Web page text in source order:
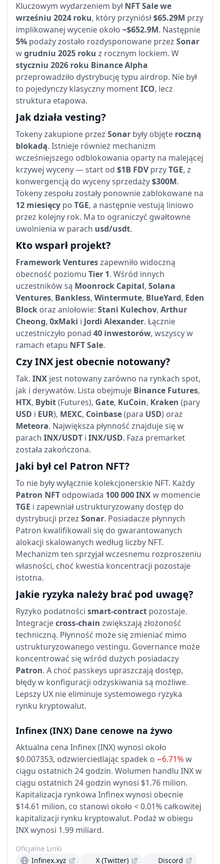
Kluczowym wydarzeniem był NFT Sale we
wrześniu 2024 roku, który przyniósł$65.29M przy
implikowanej wycenie około ~$652.9M. Następnie
5% podaży zostało rozdysponowane przez Sonar
wgrudniu 2025 roku z rocznym lockiem. W
styczniu 2026 roku Binance Alpha
przeprowadziło dystrybucję typu airdrop. Nie był
to pojedynczy klasyczny momentICO, lecz
struktura etapowa.
Jak działa vesting?
Tokeny zakupione przez Sonar były objęte roczną
blokadą. Istnieje również mechanizm
wcześniejszego odblokowania oparty na malejącej
krzywej wyceny — start od $1B FDVprzyTGE, z
konwergencją do wyceny sprzedaży$300M.
Tokeny zespołu zostały ponownie zablokowane na
12 miesięcy po TGE, a następnie vestują liniowo
przez kolejny rok. Ma to ograniczyć gwałtowne
uwolnienia w parach usd/usdt.
Kto wsparł projekt?
Framework Ventureszapewniło widoczną
obecność poziomu Tier 1. Wśród innych
uczestników są Moonrock Capital, Solana
Ventures, Bankless, Wintermute, BlueYard, Eden
Block oraz aniołowie: Stani Kulechov, Arthur
Cheong, 0xMaki i Jordi Alexander. Łącznie
uczestniczyło ponad 40 inwestorów, wszyscy w
ramach etapu NFT Sale.
Czy INX jest obecnie notowany?
Tak. INX jest notowany zarówno na rynkach spot,
jak i derywatów. Lista obejmuje Binance Futures,
HTX, Bybit(Futures), Gate, KuCoin, Kraken (pary
USD i EUR), MEXC, Coinbase(para USD) oraz
Meteora. Największa płynność znajduje się w
parach INX/USDT i INX/USD. Faza premarket
została zakończona.
Jaki był cel Patron NFT?
To nie były wyłącznie kolekcjonerskie NFT. Każdy
Patron NFT odpowiada 100 000 INXw momencie
TGE i zapewniał ustrukturyzowany dostęp do
dystrybucji przez Sonar. Posiadacze płynnych
Patron kwalifikowali się do gwarantowanych
alokacji skalowanych według liczby NFT.
Mechanizm ten sprzyjał wczesnemu rozproszeniu
własności, choć kwestia koncentracji pozostaje
istotna.
Jakie ryzyka należy brać pod uwagę?
Ryzyko podatności smart-contract pozostaje.
Integracjecross-chain zwiększają złożoność
techniczną. Płynność może się zmieniać mimo
ustrukturyzowanego vestingu. Governance może
koncentrować się wśród dużych posiadaczy
Patron. A choć passkeys upraszczają dostęp,
błędy w konfiguracji odzyskiwania są możliwe.
Lepszy UX nie eliminuje systemowego ryzyka
rynku kryptowalut.
Infinex (INX) Dane cenowe na żywo
Aktualna cena Infinex (INX) wynosi około
$0.007353, odzwierciedlając spadek o −6.71%w
ciągu ostatnich 24 godzin. Wolumen handlu INX w
ciągu ostatnich 24 godzin wynosi $1.76 milion.
Kapitalizacja rynkowa Infinex wynosi obecnie
$14.61 milion, co stanowi około < 0.01% całkowitej
kapitalizacji rynku kryptowalut. Podaż w obiegu
INX wynosi 1.99 miliard.
Oficjalne Linki
Infinex.xyz
X (Twitter) Discord